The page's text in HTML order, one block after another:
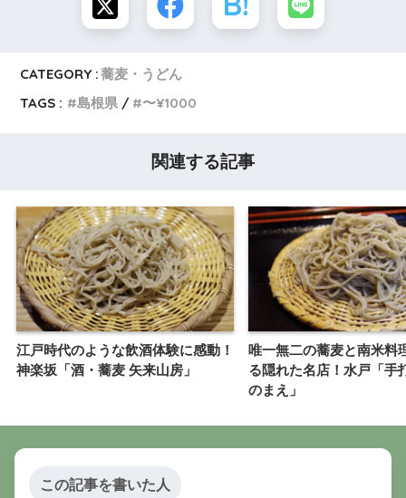
CATEGORY :蕎麦・うどん
TAGS :
島根県 〜¥1000
関連する記事
江戸時代のような飲酒体験に感動！
神楽坂「酒・蕎麦 矢来山房」
唯一無二の蕎麦と南米料
る隠れた名店！水戸「手
のまえ」
この記事を書いた人